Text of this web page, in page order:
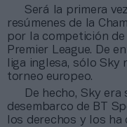
Será la primera
resúmenes de la
por la competición
Premier League. De
liga inglesa, sólo Sky
torneo europeo.
De hecho, Sky
desembarco de BT
los derechos y los ha